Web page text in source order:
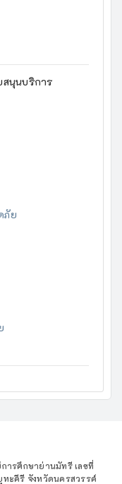
สนุนบริการ
ภัย
ารศึกษาย่านมัทรี เลขที่
ะคีรี จังหวัดนครสวรรค์